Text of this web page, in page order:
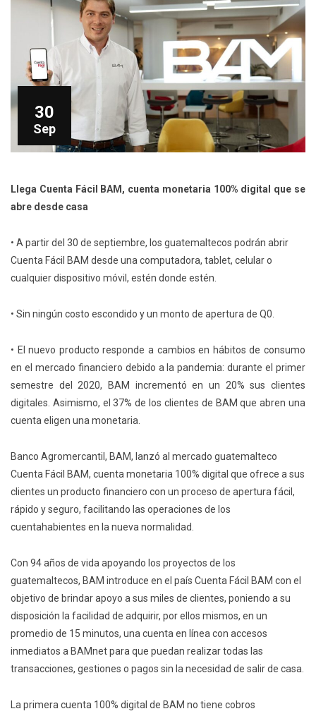
30
Sep
Llega Cuenta Fácil BAM, cuenta monetaria 100% digital que se
abre desde casa
• A partir del 30 de septiembre, los guatemaltecos podrán abrir
Cuenta Fácil BAM desde una computadora, tablet, celular o
cualquier dispositivo móvil, estén donde estén.
• Sin ningún costo escondido y un monto de apertura de Q0.
• El nuevo producto responde a cambios en hábitos de consumo
en el mercado financiero debido a la pandemia: durante el primer
semestre del 2020, BAM incrementó en un 20% sus clientes
digitales. Asimismo, el 37% de los clientes de BAM que abren una
cuenta eligen una monetaria.
Banco Agromercantil, BAM, lanzó al mercado guatemalteco
Cuenta Fácil BAM, cuenta monetaria 100% digital que ofrece a sus
clientes un producto financiero con un proceso de apertura fácil,
rápido y seguro, facilitando las operaciones de los
cuentahabientes en la nueva normalidad.
Con 94 años de vida apoyando los proyectos de los
guatemaltecos, BAM introduce en el país Cuenta Fácil BAM con el
objetivo de brindar apoyo a sus miles de clientes, poniendo a su
disposición la facilidad de adquirir, por ellos mismos, en un
promedio de 15 minutos, una cuenta en línea con accesos
inmediatos a BAMnet para que puedan realizar todas las
transacciones, gestiones o pagos sin la necesidad de salir de casa.
La primera cuenta 100% digital de BAM no tiene cobros